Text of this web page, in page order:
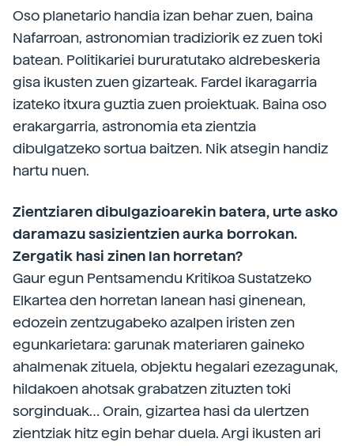
Oso planetario handia izan behar zuen, baina
Nafarroan, astronomian tradiziorik ez zuen toki
batean. Politikariei bururatutako aldrebeskeria
gisa ikusten zuen gizarteak. Fardel ikaragarria
izateko itxura guztia zuen proiektuak. Baina oso
erakargarria, astronomia eta zientzia
dibulgatzeko sortua baitzen. Nik atsegin handiz
hartu nuen.
Zientziaren dibulgazioarekin batera, urte asko
daramazu sasizientzien aurka borrokan.
Zergatik hasi zinen lan horretan?
Gaur egun Pentsamendu Kritikoa Sustatzeko
Elkartea den horretan lanean hasi ginenean,
edozein zentzugabeko azalpen iristen zen
egunkarietara: garunak materiaren gaineko
ahalmenak zituela, objektu hegalari ezezagunak,
hildakoen ahotsak grabatzen zituzten toki
sorginduak… Orain, gizartea hasi da ulertzen
zientziak hitz egin behar duela. Argi ikusten ari